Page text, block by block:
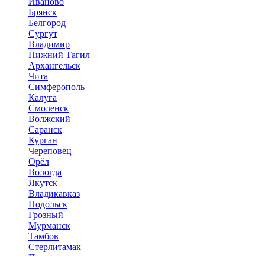
Брянск
Белгород
Сургут
Владимир
Нижний Тагил
Архангельск
Чита
Симферополь
Калуга
Смоленск
Волжский
Саранск
Курган
Череповец
Орёл
Вологда
Якутск
Владикавказ
Подольск
Грозный
Мурманск
Тамбов
Стерлитамак